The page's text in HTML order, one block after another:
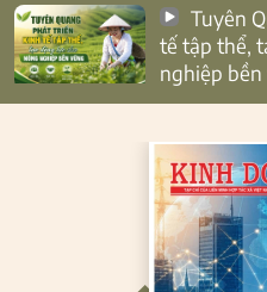
tế tập thể,
nghiệp